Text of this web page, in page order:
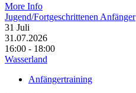
More Info
Jugend/Fortgeschrittenen Anfänger
31 Juli
31.07.2026
16:00 - 18:00
Wasserland
Anfängertraining